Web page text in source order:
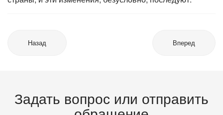
Назад Вперед
Задать вопрос или отправить